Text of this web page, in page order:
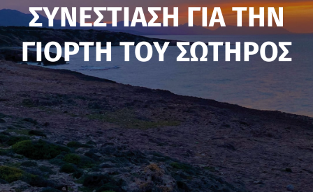
ΣΥΝΕΣΤΙΑΣΗ ΓΙΑ ΤΗΝ
ΓΙΟΡΤΗ ΤΟΥ ΣΩΤΗΡΟΣ